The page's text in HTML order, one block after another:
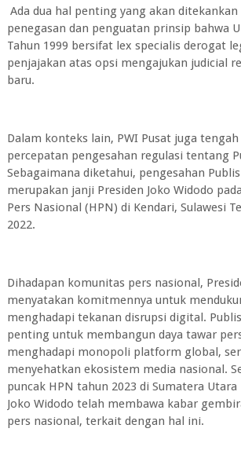
Ada dua hal penting yang akan ditekankan
penegasan dan penguatan prinsip bahwa
Tahun 1999 bersifat lex specialis derogat
penjajakan atas opsi mengajukan judicial
baru.
Dalam konteks lain, PWI Pusat juga
percepatan pengesahan regulasi tentang
Sebagaimana diketahui, pengesahan
merupakan janji Presiden Joko Widodo
Pers Nasional (HPN) di Kendari, Sulawesi
2022.
Dihadapan komunitas pers nasional,
menyatakan komitmennya untuk
menghadapi tekanan disrupsi digital.
penting untuk membangun daya tawar
menghadapi monopoli platform global,
menyehatkan ekosistem media nasional.
puncak HPN tahun 2023 di Sumatera
Joko Widodo telah membawa kabar
pers nasional, terkait dengan hal ini.